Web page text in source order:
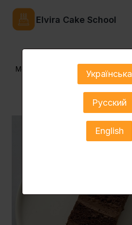
Elvira Cake School
Menu Українська
Русский
English